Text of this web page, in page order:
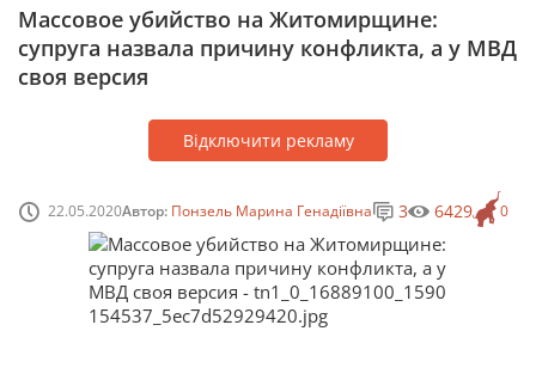
Массовое убийство на Житомирщине:
супруга назвала причину конфликта, а у МВД
своя версия
Відключити рекламу
22.05.2020Автор: Понзель Марина Генадіївна 0
3 6429